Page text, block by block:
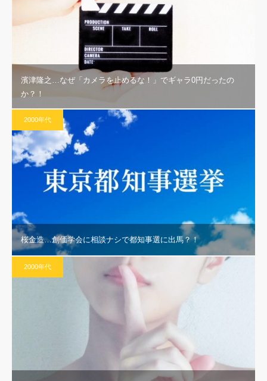
濱津隆之…なぜ「カメラを止めるな！」でギャラ0円だったの
か？！
2000年代
桜金造…創価学会に相談ナシで都知事選に出馬？！
2000年代